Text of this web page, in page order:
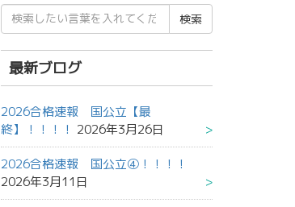
検
索
結
果:
最新ブログ
2026合格速報 国公立【最
終】！！！！ 2026年3月26日
2026合格速報 国公立④！！！！
2026年3月11日